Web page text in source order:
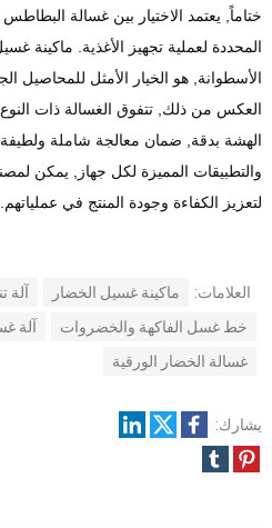
ختاماً, يعتمد الاختيار بين غسالة
المحددة لعملية تجهيز الأغذية. ماكينة
الأسطوانة, هو الخيار الأمثل للمحاصيل
العكس من ذلك, تتفوق الغسالة ذات
الهشة بدقة, ضمان معالجة شاملة
والتطبيقات المميزة لكل جهاز, يمكن
لتعزيز الكفاءة وجودة المنتج في عملياتهم.
العلامات: ماكينة غسيل الخضار
آلة
خط غسل الفاكهة والخضروات
آلة
غسالة الخضار الورقية
يشارك: